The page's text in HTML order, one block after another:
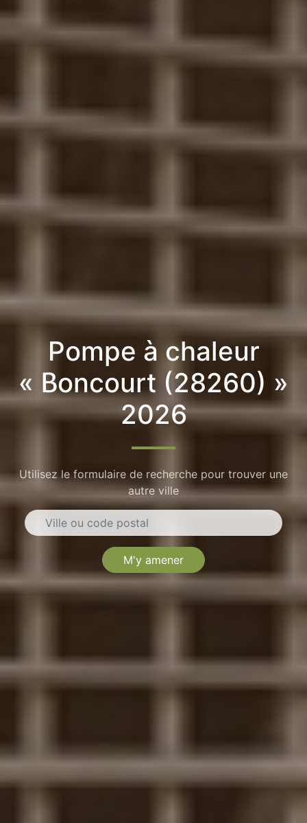
Pompe à chaleur
« Boncourt (28260) »
2026
Utilisez le formulaire de recherche pour trouver une
autre ville
M'y amener